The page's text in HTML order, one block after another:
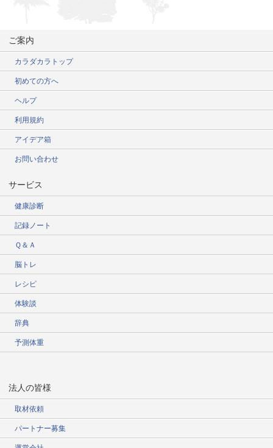
ご案内
カラダカラトップ
初めての方へ
ヘルプ
利用規約
アイデア箱
お問い合わせ
サービス
健康診断
記録ノート
Ｑ＆Ａ
脳トレ
レシピ
体験談
辞典
予測体重
法人の皆様
取材依頼
パートナー募集